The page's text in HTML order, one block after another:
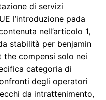
di servizi
l’introduzione pada
nell’articolo 1,
stabilità per benjamin
the compensi solo nei
categoria di
degli operatori
da intrattenimento,